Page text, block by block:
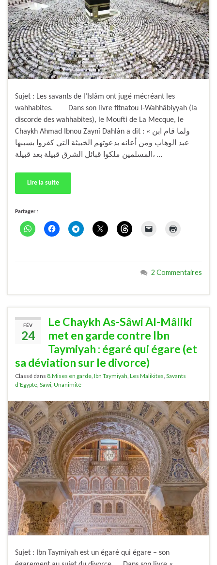
Sujet : Les savants de l’Islâm ont jugé mécréant les
wahhabites. Dans son livre fitnatou l-Wahhâbiyyah (la
discorde des wahhabites), le Moufti de La Mecque, le
Chaykh Ahmad Ibnou Zaynî Dahlân a dit : « ولما قام ابن
عبد الوهاب ومن أعانه بدعوتهم الخبيثة التي كفروا بسببها
المسلمين ملكوا قبائل الشرق قبيلة بعد قبيلة، …
Lire la suite
Partager :
2 Commentaires
FÉV
24
Le Chaykh As-Sâwi Al-Mâliki
met en garde contre Ibn
Taymiyah : égaré qui égare (et
sa déviation sur le divorce)
Classé dans 8.Mises en garde Ibn Taymiyah Les Malikites Savants
d'Egypte Sawi Unanimité
Sujet : Ibn Taymiyah est un égaré qui égare – son